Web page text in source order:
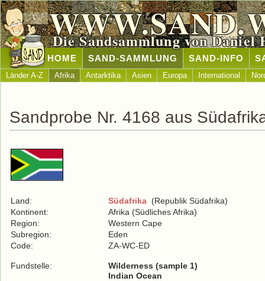
Die Sandsammlung von Daniel
HOME SAND-SAMMLUNG SAND-INFO
Länder A-Z Afrika Antarktika Asien Europa International
Sandprobe Nr. 4168 aus
Land: Südafrika (Republik Südafrika)
Kontinent:
Afrika (Südliches Afrika)
Region:
Western Cape
Subregion:
Eden
Code:
ZA-WC-ED
Fundstelle:
Wilderness (sample 1)
Indian Ocean